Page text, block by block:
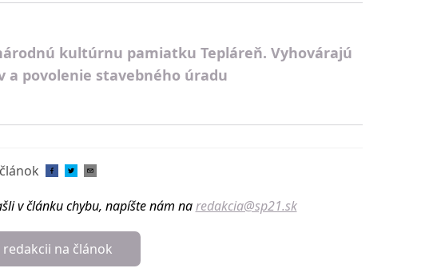
kultúrnu pamiatku Tepláreň. Vyhovárajú
a povolenie stavebného úradu
v článku chybu, napíšte nám na redakcia@sp21.sk
redakcii na článok